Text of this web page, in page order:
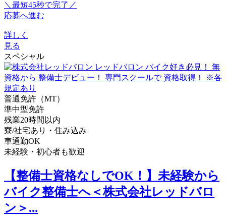
＼最短45秒で完了／
応募へ進む
詳しく
見る
スペシャル
普通免許（MT）
準中型免許
残業20時間以内
寮/社宅あり・住み込み
車通勤OK
未経験・初心者も歓迎
【整備士資格なしでOK！】未経験から
バイク整備士へ＜株式会社レッドバロ
ン＞...